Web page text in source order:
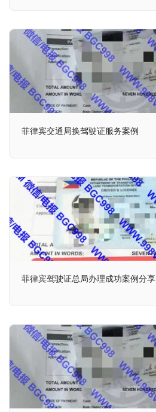
菲律宾交通局换驾驶证服务案例
菲律宾驾驶证总局办理成功案例分享